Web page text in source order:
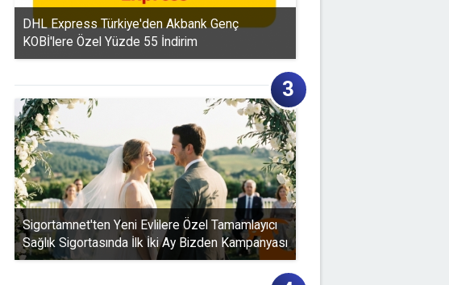
DHL Express Türkiye'den Akbank Genç
KOBİ'lere Özel Yüzde 55 İndirim
Sigortamnet'ten Yeni Evlilere Özel Tamamlayıcı
Sağlık Sigortasında İlk İki Ay Bizden Kampanyası